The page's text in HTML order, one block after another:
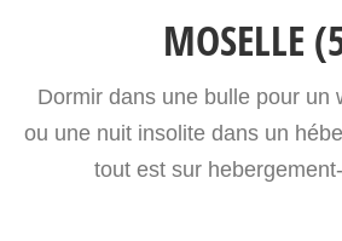
MOSELLE
Dormir dans une bulle pour un
ou une nuit insolite dans un
tout est sur